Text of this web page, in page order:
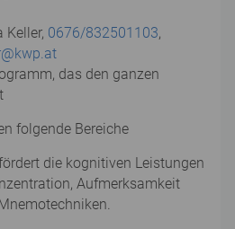
Keller, 0676/832501103,
das den ganzen
folgende Bereiche
die kognitiven Leistungen
Aufmerksamkeit